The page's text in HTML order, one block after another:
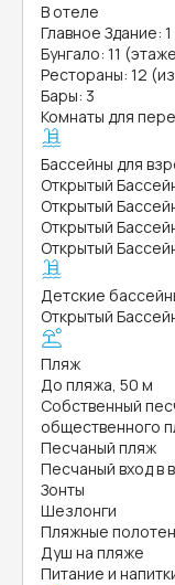
В отеле
Главное Здание:
Бунгало: 11
Рестораны: 12
Бары: 3
Комнаты для
Бассейны для
Открытый
Открытый
Открытый
Открытый
Детские
Открытый
Пляж
До пляжа, 50 м
Собственный
общественного
Песчаный пляж
Песчаный вход в
Зонты
Шезлонги
Пляжные
Душ на пляже
Питание и